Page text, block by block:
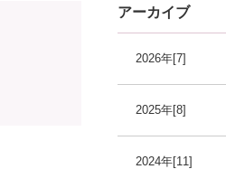
アーカイブ
2026年[7]
2025年[8]
2024年[11]